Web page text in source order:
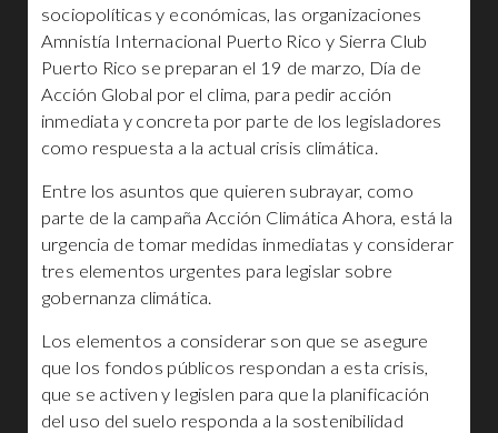
sociopolíticas y económicas, las organizaciones
Amnistía Internacional Puerto Rico y Sierra Club
Puerto Rico se preparan el 19 de marzo, Día de
Acción Global por el clima, para pedir acción
inmediata y concreta por parte de los legisladores
como respuesta a la actual crisis climática.
Entre los asuntos que quieren subrayar, como
parte de la campaña Acción Climática Ahora, está la
urgencia de tomar medidas inmediatas y considerar
tres elementos urgentes para legislar sobre
gobernanza climática.
Los elementos a considerar son que se asegure
que los fondos públicos respondan a esta crisis,
que se activen y legislen para que la planificación
del uso del suelo responda a la sostenibilidad